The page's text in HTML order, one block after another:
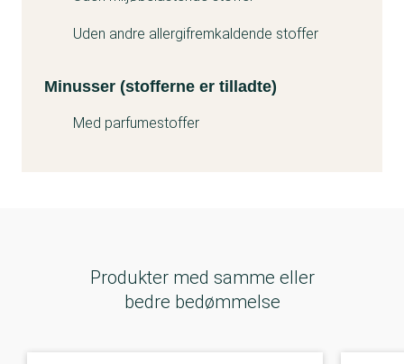
Uden andre allergifremkaldende stoffer
Minusser (stofferne er tilladte)
Med parfumestoffer
Produkter med samme eller
bedre bedømmelse